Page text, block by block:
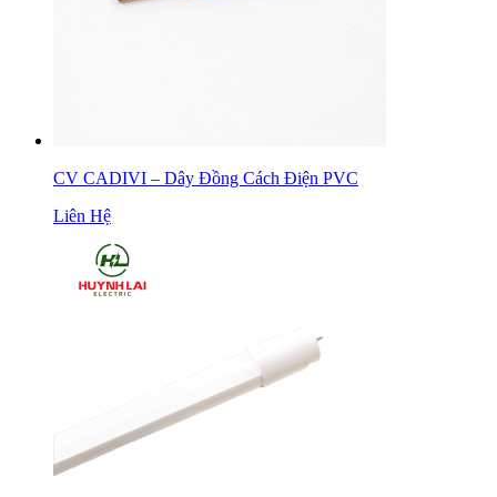
CV CADIVI – Dây Đồng Cách Điện PVC
Liên Hệ